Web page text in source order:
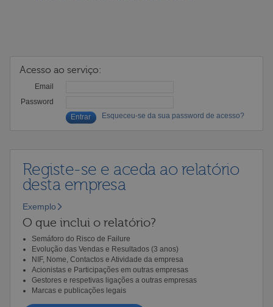
Acesso ao serviço:
Email
Password
Esqueceu-se da sua password de acesso?
Registe-se e aceda ao relatório
desta empresa
Exemplo
O que inclui o relatório?
Semáforo do Risco de Failure
Evolução das Vendas e Resultados (3 anos)
NIF, Nome, Contactos e Atividade da empresa
Acionistas e Participações em outras empresas
Gestores e respetivas ligações a outras empresas
Marcas e publicações legais